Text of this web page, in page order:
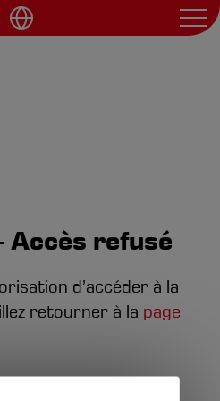
refusé
d’accéder à la
retourner à la page